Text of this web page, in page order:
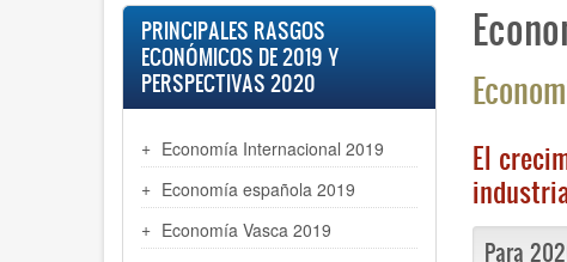
PRINCIPALES RASGOS
ECONÓMICOS DE 2019 Y
PERSPECTIVAS 2020
Economía Internacional 2019
Economía española 2019
Economía Vasca 2019
El
Para